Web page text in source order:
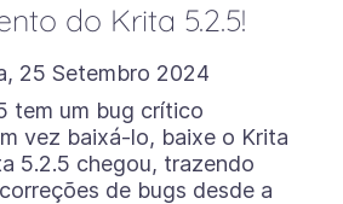
do Krita 5.2.5!
25 Setembro 2024
tem um bug crítico
vez baixá-lo, baixe o Krita
5.2.5 chegou, trazendo
de bugs desde a